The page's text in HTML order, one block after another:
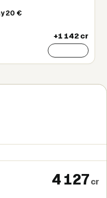
20 €
+1 142 cr
4 127cr